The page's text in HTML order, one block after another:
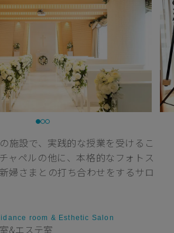
施設で、実践的な授業を受けるこ
ャペルの他に、本格的なフォトス
婦さまとの打ち合わせをするサロ
room & Esthetic Salon
&エステ室